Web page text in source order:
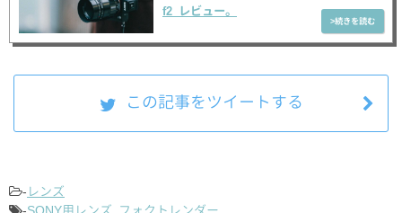
f2 レビュー。
この記事をツイートする
- レンズ
-SONY用レンズ フォクトレンダー